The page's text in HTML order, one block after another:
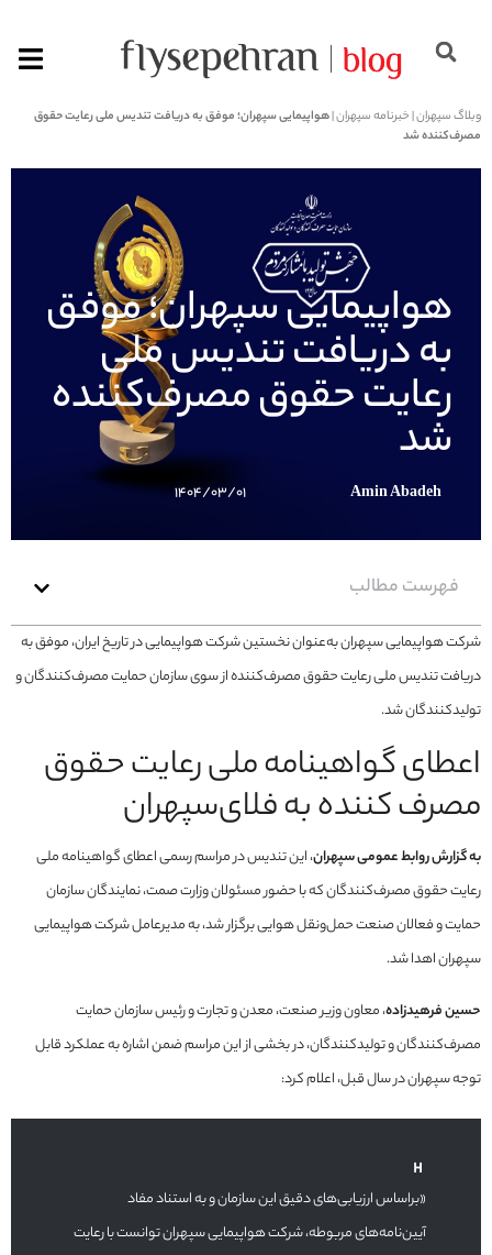
وبلاگ سپهران|خبرنامه سپهران|هواپیمایی سپهران؛ موفق به دریافت تندیس ملی رعایت حقوق
مصرف‌کننده شد
هواپیمایی سپهران؛ موفق
به دریافت تندیس ملی
رعایت حقوق مصرف‌کننده
شد
Amin Abadeh ۱۴۰۴/۰۳/۰۱
فهرست مطالب
شرکت هواپیمایی سپهران به‌عنوان نخستین شرکت هواپیمایی در تاریخ ایران، موفق به
دریافت تندیس ملی رعایت حقوق مصرف‌کننده از سوی سازمان حمایت مصرف‌کنندگان و
تولیدکنندگان شد.
اعطای گواهینامه ملی رعایت حقوق
مصرف کننده به فلای‌سپهران
به گزارش روابط عمومی سپهران، این تندیس در مراسم رسمی اعطای گواهینامه ملی
رعایت حقوق مصرف‌کنندگان که با حضور مسئولان وزارت صمت، نمایندگان سازمان
حمایت و فعالان صنعت حمل‌ونقل هوایی برگزار شد، به مدیرعامل شرکت هواپیمایی
سپهران اهدا شد.
حسین فرهیدزاده، معاون وزیر صنعت، معدن و تجارت و رئیس سازمان حمایت
مصرف‌کنندگان و تولیدکنندگان، در بخشی از این مراسم ضمن اشاره به عملکرد قابل
توجه سپهران در سال قبل، اعلام کرد:
«براساس ارزیابی‌های دقیق این سازمان و به استناد مفاد
آیین‌نامه‌های مربوطه، شرکت هواپیمایی سپهران توانست با رعایت